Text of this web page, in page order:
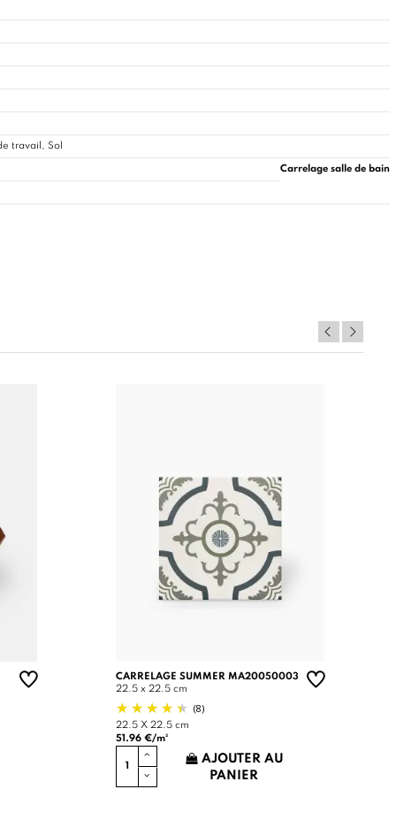
travail, Sol
Carrelage salle de bain
CARRELAGE SUMMER MA20050003
22.5 x 22.5 cm
(8)
22.5 X 22.5 cm
51.96 €/m²
AJOUTER AU
PANIER